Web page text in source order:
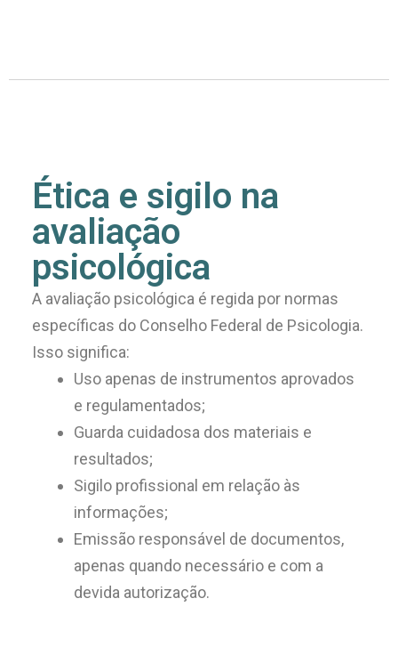
Ética e sigilo na
avaliação
psicológica
A avaliação psicológica é regida por normas
específicas do Conselho Federal de Psicologia.
Isso significa:
Uso apenas de instrumentos aprovados
e regulamentados;
Guarda cuidadosa dos materiais e
resultados;
Sigilo profissional em relação às
informações;
Emissão responsável de documentos,
apenas quando necessário e com a
devida autorização.